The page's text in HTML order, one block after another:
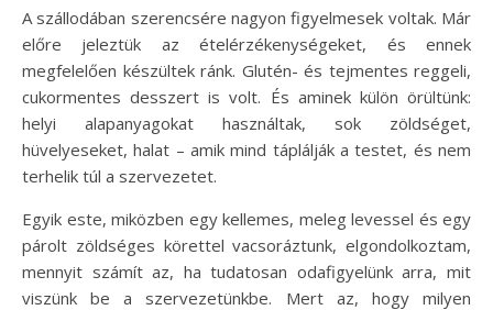
A szállodában szerencsére nagyon figyelmesek voltak. Már
előre jeleztük az ételérzékenységeket, és ennek
megfelelően készültek ránk. Glutén- és tejmentes reggeli,
cukormentes desszert is volt. És aminek külön örültünk:
helyi alapanyagokat használtak, sok zöldséget,
hüvelyeseket, halat – amik mind táplálják a testet, és nem
terhelik túl a szervezetet.
Egyik este, miközben egy kellemes, meleg levessel és egy
párolt zöldséges körettel vacsoráztunk, elgondolkoztam,
mennyit számít az, ha tudatosan odafigyelünk arra, mit
viszünk be a szervezetünkbe. Mert az, hogy milyen